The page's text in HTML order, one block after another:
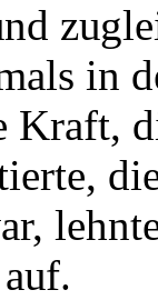
in
Kraft,